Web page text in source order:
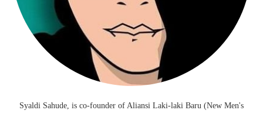
Syaldi Sahude, is co-founder of Aliansi Laki-laki Baru (New Men's